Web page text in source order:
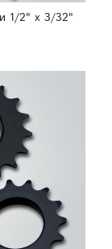
1/2" x 3/32"